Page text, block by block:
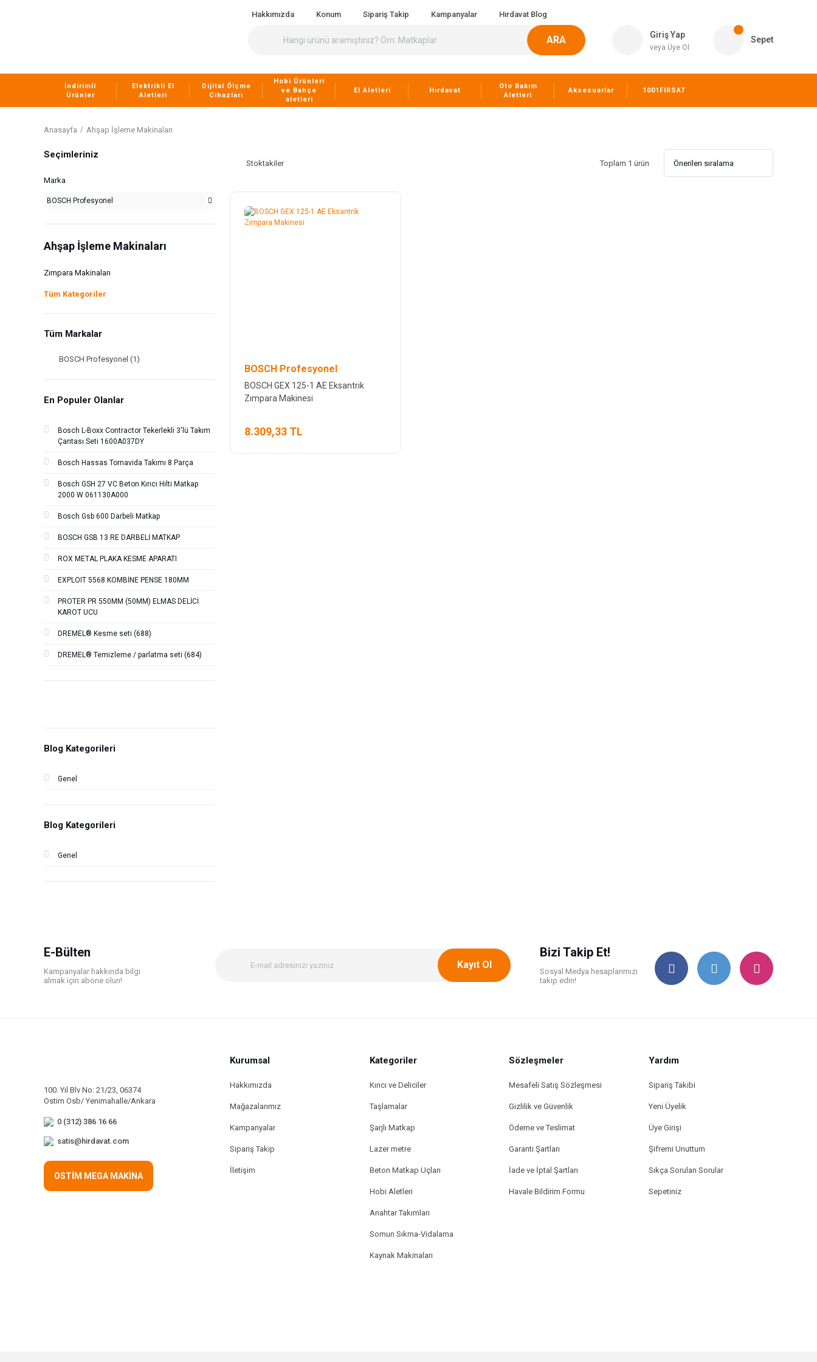
Hakkımızda Konum Sipariş Takip Kampanyalar Hırdavat Blog
ARA Giriş Yap
veya Üye Ol
Sepet
İndirimli
Ürünler
Elektrikli El
Aletleri
Dijital Ölçme
Cihazları
Hobi Ürünleri
ve Bahçe
aletleri
El Aletleri Hırdavat
Oto Bakım
Aletleri
Aksesuarlar 1001FIRSAT
Anasayfa Ahşap İşleme Makinaları
Seçimleriniz
Marka
BOSCH Profesyonel
Ahşap İşleme Makinaları
Zımpara Makinaları
Tüm Kategoriler
Tüm Markalar
BOSCH Profesyonel (1)
En Populer Olanlar
Bosch L-Boxx Contractor Tekerlekli 3'lü Takım
Çantası Seti 1600A037DY
Bosch Hassas Tornavida Takımı 8 Parça
Bosch GSH 27 VC Beton Kırıcı Hilti Matkap
2000 W 061130A000
Bosch Gsb 600 Darbeli Matkap
BOSCH GSB 13 RE DARBELİ MATKAP
ROX METAL PLAKA KESME APARATI
EXPLOIT 5568 KOMBİNE PENSE 180MM
PROTER PR 550MM (50MM) ELMAS DELİCİ
KAROT UCU
DREMEL® Kesme seti (688)
DREMEL® Temizleme / parlatma seti (684)
Blog Kategorileri
Genel
Blog Kategorileri
Genel
Stoktakiler Toplam 1 ürün
BOSCH Profesyonel
BOSCH GEX 125-1 AE Eksantrik
Zımpara Makinesi
8.309,33 TL
E-Bülten
Kampanyalar hakkında bilgi
almak için abone olun!
Kayıt Ol
Bizi Takip Et!
Sosyal Medya hesaplarımızı
takip edin!
100. Yıl Blv No: 21/23, 06374
Ostim Osb/ Yenimahalle/Ankara
0 (312) 386 16 66
satis@hirdavat.com
OSTİM MEGA MAKİNA
Kurumsal
Hakkımızda
Mağazalarımız
Kampanyalar
Sipariş Takip
İletişim
Kategoriler
Kırıcı ve Deliciler
Taşlamalar
Şarjlı Matkap
Lazer metre
Beton Matkap Uçları
Hobi Aletleri
Anahtar Takımları
Somun Sıkma-Vidalama
Kaynak Makinaları
Sözleşmeler
Mesafeli Satış Sözleşmesi
Gizlilik ve Güvenlik
Ödeme ve Teslimat
Garanti Şartları
İade ve İptal Şartları
Havale Bildirim Formu
Yardım
Sipariş Takibi
Yeni Üyelik
Üye Girişi
Şifremi Unuttum
Sıkça Sorulan Sorular
Sepetiniz